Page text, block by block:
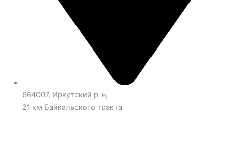
664007, Иркутский р-н,
21 км Байкальского тракта